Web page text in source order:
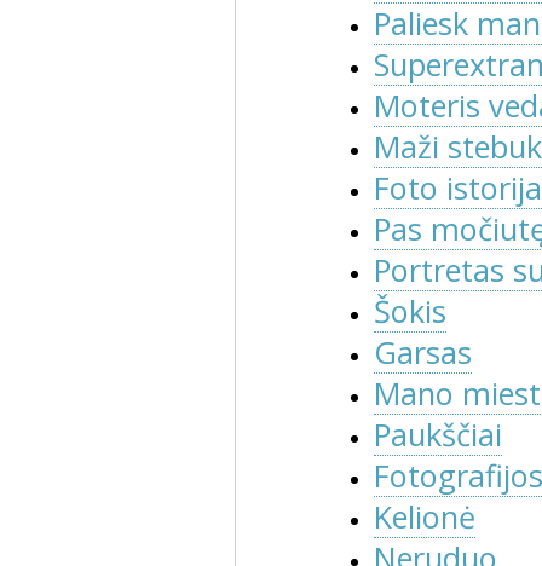
Paliesk
Moteris
Maži
Foto istorija
Pas
Portretas
Šokis
Garsas
Mano
Paukščiai
Kelionė
Neruduo